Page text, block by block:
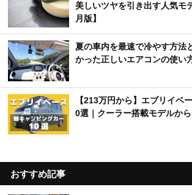
美しいツヤを引き出す人気モ
月版】
夏の車内を最速で冷やす方法
かった正しいエアコンの使い
【213万円から】エブリイベ
0選｜クーラー搭載モデルか
おすすめ記事